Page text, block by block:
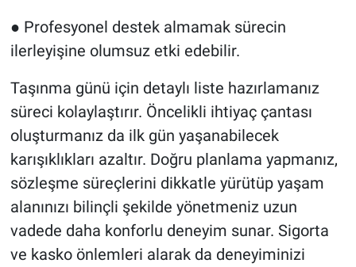
● Profesyonel destek almamak sürecin
ilerleyişine olumsuz etki edebilir.
Taşınma günü için detaylı liste hazırlamanız
süreci kolaylaştırır. Öncelikli ihtiyaç çantası
oluşturmanız da ilk gün yaşanabilecek
karışıklıkları azaltır. Doğru planlama yapmanız,
sözleşme süreçlerini dikkatle yürütüp yaşam
alanınızı bilinçli şekilde yönetmeniz uzun
vadede daha konforlu deneyim sunar. Sigorta
ve kasko önlemleri alarak da deneyiminizi